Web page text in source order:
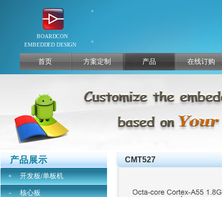
首页 方案定制 产品 在线订购
产品展示
+ 开发板/单板机
- 核心板
CMT527